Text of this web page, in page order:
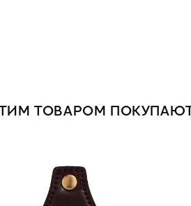
ТОВАРОМ ПОКУПАЮТ